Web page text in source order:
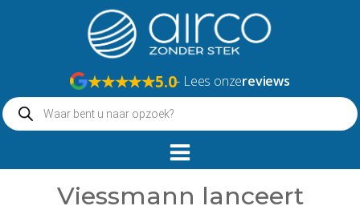
Naar
inhoud
★★★★★5.0- Lees onzereviews
Producten
zoeken
Viessmann lanceert